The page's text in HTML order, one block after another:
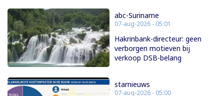
abc-Suriname
07-aug-2026 - 05:01
Hakrinbank-directeur: geen
verborgen motieven bij
verkoop DSB-belang
starnieuws
07-aug-2026 - 05:00